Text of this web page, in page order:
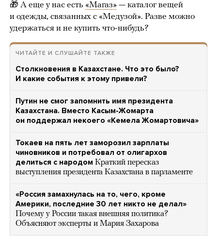
🎁 А еще у нас есть «Магаз» — каталог вещей
и одежды, связанных с «Медузой». Разве можно
удержаться и не купить что-нибудь?
ЧИТАЙТЕ И СЛУШАЙТЕ ТАКЖЕ
Столкновения в Казахстане. Что это было?
И какие события к этому привели?
Путин не смог запомнить имя президента
Казахстана. Вместо Касым-Жомарта
он поддержал некоего «Кемела Жомартовича»
Токаев на пять лет заморозил зарплаты
чиновников и потребовал от олигархов
делиться с народом Краткий пересказ
выступления президента Казахстана в парламенте
«Россия замахнулась на то, чего, кроме
Америки, последние 30 лет никто не делал»
Почему у России такая внешняя политика?
Объясняют эксперты и Мария Захарова